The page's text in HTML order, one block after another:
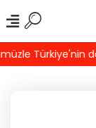
Türkiye'nin